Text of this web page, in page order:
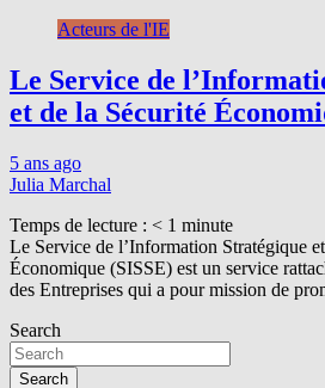
Acteurs de l'IE
Le Service de
et de la Sécurité
5 ans ago
Julia Marchal
Temps de lecture : < 1 minute
Le Service de l’Information Stratégique
Économique (SISSE) est un service
des Entreprises qui a pour mission de
Search
Search